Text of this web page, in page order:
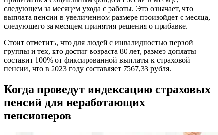
следующем за месяцем ухода с работы. Это означает, что
выплата пенсии в увеличенном размере произойдет с месяца,
следующего за месяцем принятия решения о прибавке.
Стоит отметить, что для людей с инвалидностью первой
группы и тех, кто достиг возраста 80 лет, размер доплаты
составит 100% от фиксированной выплаты к страховой
пенсии, что в 2023 году составляет 7567,33 рубля.
Когда проведут индексацию страховых
пенсий для неработающих
пенсионеров